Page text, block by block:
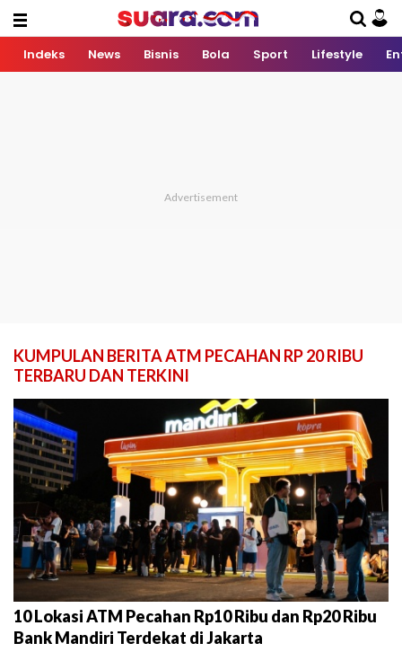
Indeks News Bisnis Bola Sport Lifestyle
KUMPULAN BERITA ATM PECAHAN RP 20 RIBU
TERBARU DAN TERKINI
10 Lokasi ATM Pecahan Rp10 Ribu dan Rp20 Ribu
Bank Mandiri Terdekat di Jakarta